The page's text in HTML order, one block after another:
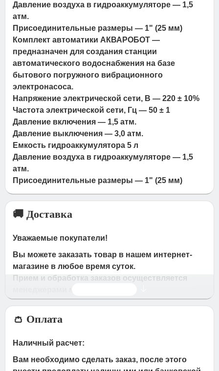
Давление воздуха в гидроаккумуляторе — 1,5
атм.
Присоединительные размеры — 1" (25 мм)
Комплект автоматики АКВАРОБОТ —
предназначен для создания станции
автоматического водоснабжения на базе
бытового погружного вибрационного
электронасоса.
Напряжение электрической сети, В — 220 ± 10%
Частота электрической сети, Гц — 50 ± 1
Давление включения — 1,5 атм.
Давление выключения — 3,0 атм.
Емкость гидроаккумулятора 5 л
Давление воздуха в гидроаккумуляторе — 1,5
атм.
Присоединительные размеры — 1" (25 мм)
🚚 Доставка
Уважаемые покупатели!
Вы можете заказать товар в нашем интернет-
магазине в любое время суток.
Прием и обработка заказов осуществляется
Время работы магазина:
с 09:00 дo 19:00
часа с Вами свяжется наш менеджер для
👛 Оплата
Наличный расчет:
Вам необходимо сделать заказ, после этого